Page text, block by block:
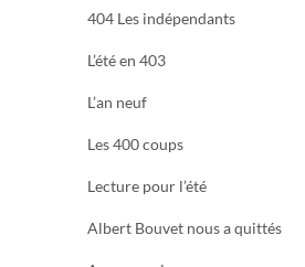
404 Les indépendants
L’été en 403
L’an neuf
Les 400 coups
Lecture pour l’été
Albert Bouvet nous a quittés